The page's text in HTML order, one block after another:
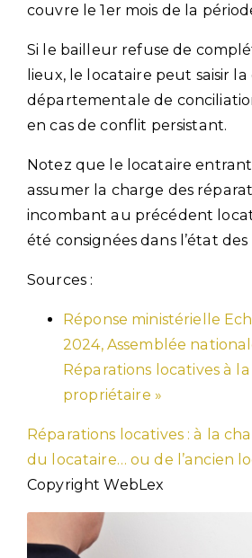
couvre le 1er mois de la
Si le bailleur refuse de
lieux, le locataire peut saisir la
départementale de
en cas de conflit persistant.
Notez que le locataire entrant
assumer la charge des
incombant au précédent
été consignées dans l’état
Sources :
Réponse ministérielle
2024, Assemblée
Réparations locatives à
propriétaire »
Réparations locatives : à la
du locataire… ou de l’ancien
Copyright WebLex